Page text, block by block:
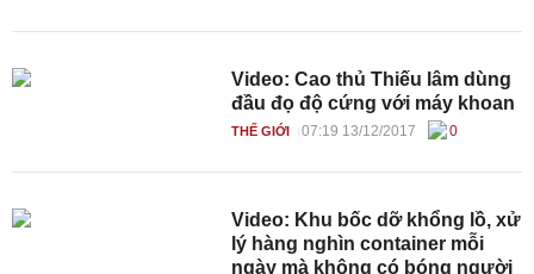
Video: Cao thủ Thiếu lâm dùng
đầu đọ độ cứng với máy khoan
THẾ GIỚI 07:19 13/12/2017 0
Video: Khu bốc dỡ khổng lồ, xử
lý hàng nghìn container mỗi
ngày mà không có bóng người